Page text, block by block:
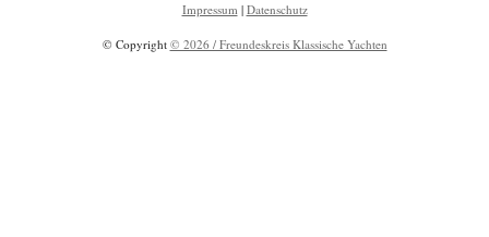
Impressum | Datenschutz
© Copyright © 2026 / Freundeskreis Klassische Yachten